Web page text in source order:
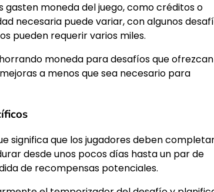
gasten moneda del juego, como créditos o
necesaria puede variar, con algunos
pueden requerir varios miles.
moneda para desafíos que ofrezcan
a menos que sea necesario para
significa que los jugadores deben
desde unos pocos días hasta un par de
de recompensas potenciales.